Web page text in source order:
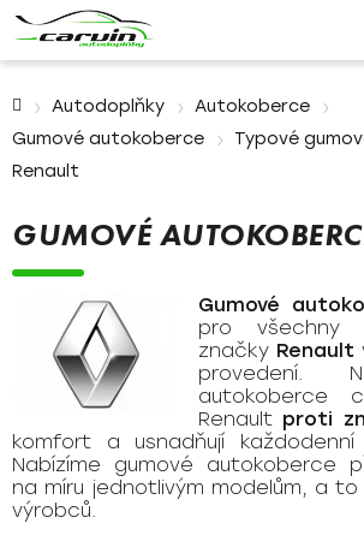
Autodoplňky
Autokoberce
Gumové autokoberce
Typové
Renault
GUMOVÉ
Gumové
pro všechny
značky Renault
provedení.
autokoberce
Renault proti
komfort a usnadňují každodenní
Nabízíme gumové autokoberce
na míru jednotlivým modelům, a
výrobců.